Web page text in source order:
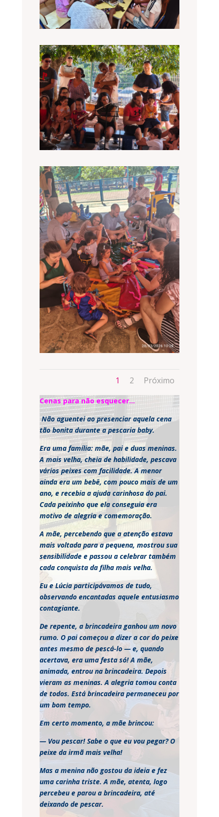
1 2 Próximo
Cenas para não esquecer…
Não aguentei ao presenciar aquela cena
tão bonita durante a pescaria baby.
Era uma família: mãe, pai e duas meninas.
A mais velha, cheia de habilidade, pescava
vários peixes com facilidade. A menor
ainda era um bebê, com pouco mais de um
ano, e recebia a ajuda carinhosa do pai.
Cada peixinho que ela conseguia era
motivo de alegria e comemoração.
A mãe, percebendo que a atenção estava
mais voltada para a pequena, mostrou sua
sensibilidade e passou a celebrar também
cada conquista da filha mais velha.
Eu e Lúcia participávamos de tudo,
observando encantadas aquele entusiasmo
contagiante.
De repente, a brincadeira ganhou um novo
rumo. O pai começou a dizer a cor do peixe
antes mesmo de pescá-lo — e, quando
acertava, era uma festa só! A mãe,
animada, entrou na brincadeira. Depois
vieram as meninas. A alegria tomou conta
de todos. Está brincadeira permaneceu por
um bom tempo.
Em certo momento, a mãe brincou:
— Vou pescar! Sabe o que eu vou pegar? O
peixe da irmã mais velha!
Mas a menina não gostou da ideia e fez
uma carinha triste. A mãe, atenta, logo
percebeu e parou a brincadeira, até
deixando de pescar.